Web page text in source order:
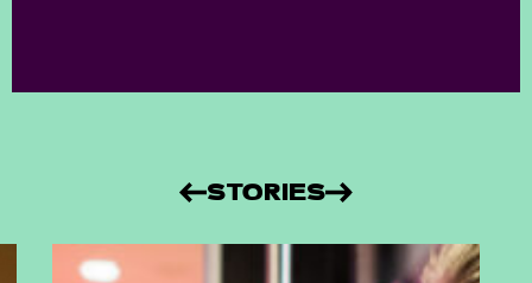
STORIES